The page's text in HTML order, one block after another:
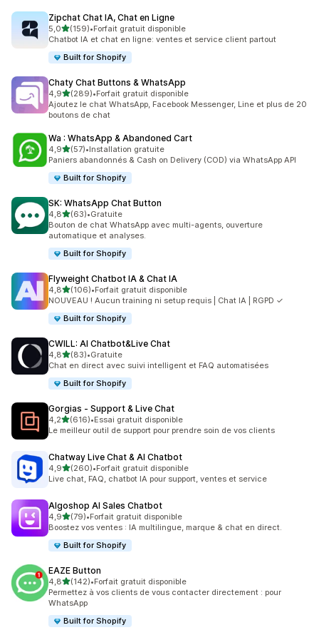
Zipchat Chat IA, Chat en Ligne
5,0étoile(s) sur 5
(159)
159 avis au total
•Forfait gratuit disponible
Chatbot IA et chat en ligne: ventes et service client partout
Built for Shopify
Chaty Chat Buttons & WhatsApp
4,9étoile(s) sur 5
(289)
289 avis au total
•Forfait gratuit disponible
Ajoutez le chat WhatsApp, Facebook Messenger, Line et plus de 20
boutons de chat
Wa : WhatsApp & Abandoned Cart
4,9étoile(s) sur 5
(57)
57 avis au total
•Installation gratuite
Paniers abandonnés & Cash on Delivery (COD) via WhatsApp API
Built for Shopify
SK: WhatsApp Chat Button
4,8étoile(s) sur 5
(63)
63 avis au total
•Gratuite
Bouton de chat WhatsApp avec multi-agents, ouverture
automatique et analyses.
Built for Shopify
Flyweight Chatbot IA & Chat IA
4,8étoile(s) sur 5
(106)
106 avis au total
•Forfait gratuit disponible
NOUVEAU ! Aucun training ni setup requis | Chat IA | RGPD ✓
Built for Shopify
CWILL: AI Chatbot&Live Chat
4,8étoile(s) sur 5
(83)
83 avis au total
•Gratuite
Chat en direct avec suivi intelligent et FAQ automatisées
Built for Shopify
Gorgias ‑ Support & Live Chat
4,2étoile(s) sur 5
(616)
616 avis au total
•Essai gratuit disponible
Le meilleur outil de support pour prendre soin de vos clients
Chatway Live Chat & AI Chatbot
4,9étoile(s) sur 5
(260)
260 avis au total
•Forfait gratuit disponible
Live chat, FAQ, chatbot IA pour support, ventes et service
Algoshop AI Sales Chatbot
4,9étoile(s) sur 5
(79)
79 avis au total
•Forfait gratuit disponible
Boostez vos ventes : IA multilingue, marque & chat en direct.
Built for Shopify
EAZE Button
4,8étoile(s) sur 5
(142)
142 avis au total
•Forfait gratuit disponible
Permettez à vos clients de vous contacter directement : pour
WhatsApp
Built for Shopify